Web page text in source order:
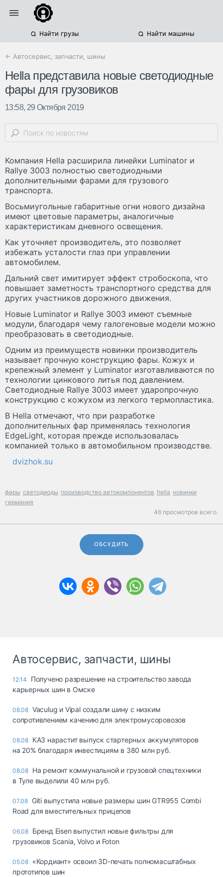
Найти грузы Найти машины
← Автосервис, запчасти, шины
Hella представила новые светодиодные
фары для грузовиков
13:58, 29 Октября 2019
Компания Hella расширила линейки Luminator и
Rallye 3003 полностью светодиодными
дополнительными фарами для грузового
транспорта.
Восьмиугольные габаритные огни нового дизайна
имеют цветовые параметры, аналогичные
характеристикам дневного освещения.
Как уточняет производитель, это позволяет
избежать усталости глаз при управлении
автомобилем.
Дальний свет имитирует эффект стробоскопа, что
повышает заметность транспортного средства для
других участников дорожного движения.
Новые Luminator и Rallye 3003 имеют съемные
модули, благодаря чему галогеновые модели можно
преобразовать в светодиодные.
Одним из преимуществ новинки производитель
называет прочную конструкцию фары. Кожух и
крепежный элемент у Luminator изготавливаются по
технологии цинкового литья под давлением.
Светодиодные Rallye 3003 имеет ударопрочную
конструкцию с кожухом из легкого термопластика.
В Hella отмечают, что при разработке
дополнительных фар применялась технология
EdgeLight, которая прежде использовалась
компанией только в автомобильном производстве.
dvizhok.su
фары светодиоды производство автокомпонентов hella новинки
германия
46 просмотров всего.
ОБСУДИТЬ
Автосервис, запчасти, шины
12:14
Получено разрешение на строительство завода
карьерных шин в Омске
08.08 Vaculug и Vipal создали шину с низким
сопротивлением качению для электромусоровозов
08.08 КАЗ нарастит выпуск стартерных аккумуляторов
на 20% благодаря инвестициям в 380 млн руб.
08.08 На ремонт коммунальной и грузовой спецтехники
в Туле выделили 40 млн руб.
07.08 Giti выпустила новые размеры шин GTR955 Combi
Road для вместительных прицепов
06.08 Бренд Eisen выпустил новые фильтры для
грузовиков Scania, Volvo и Foton
05.08 «Кордиант» освоил 3D-печать полномасштабных
прототипов шин